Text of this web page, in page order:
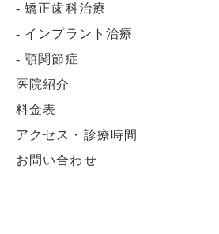
-矯正歯科治療
- インプラント治療
-顎関節症
医院紹介
料金表
アクセス・診療時間
お問い合わせ